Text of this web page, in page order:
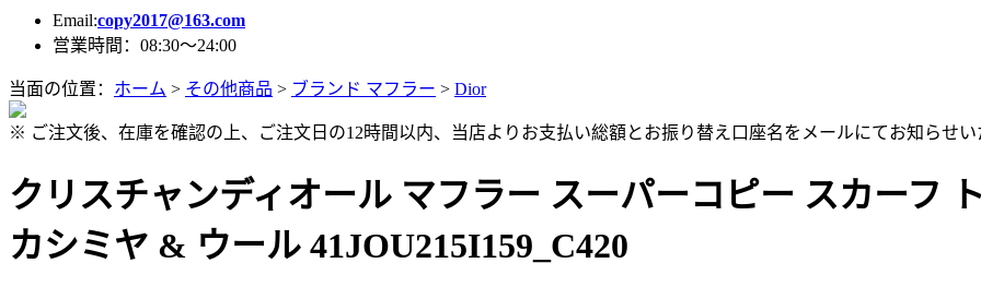
Email:copy2017@163.com
営業時間：08:30～24:00
当面の位置： ホーム > その他商品 > ブランド マフラー > Dior
※ ご注文後、在庫を確認の上、ご注文日の12時間以内、当店よりお支払い総額とお振り替え口座名をメールにてお知らせい
クリスチャンディオール マフラー スーパーコピー スカーフ
カシミヤ & ウール 41JOU215I159_C420